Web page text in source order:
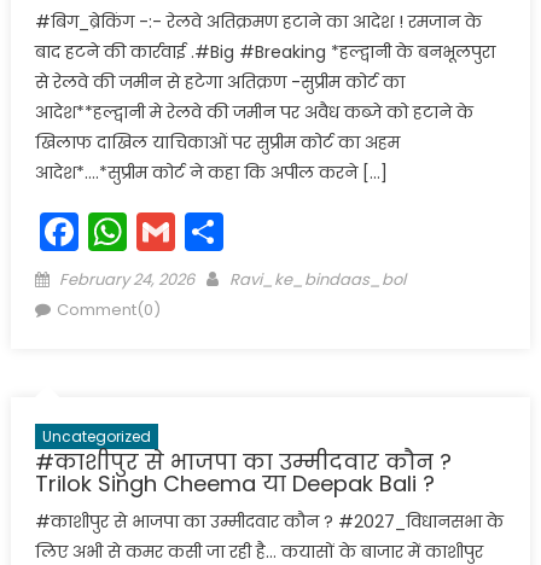
#बिग_ब्रेकिंग -:- रेलवे अतिक्रमण हटाने का आदेश ! रमजान के
बाद हटने की कार्रवाई .#Big #Breaking *हल्द्वानी के बनभूलपुरा
से रेलवे की जमीन से हटेगा अतिक्रण -सुप्रीम कोर्ट का
आदेश**हल्द्वानी मे रेलवे की जमीन पर अवैध कब्जे को हटाने के
खिलाफ दाखिल याचिकाओं पर सुप्रीम कोर्ट का अहम
आदेश*….*सुप्रीम कोर्ट ने कहा कि अपील करने […]
Facebook
WhatsApp
GmailShare
Posted
on
February 24, 2026 Author
Ravi_ke_bindaas_bol
Comment(0)
Uncategorized
#काशीपुर से भाजपा का उम्मीदवार कौन ?
Trilok Singh Cheema या Deepak Bali ?
#काशीपुर से भाजपा का उम्मीदवार कौन ? #2027_विधानसभा के
लिए अभी से कमर कसी जा रही है… कयासों के बाजार में काशीपुर